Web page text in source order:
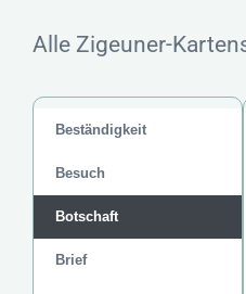
Alle Zigeuner-
Beständigkeit
Besuch
Botschaft
Brief